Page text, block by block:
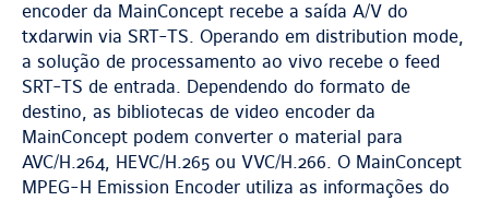
encoder da MainConcept recebe a saída A/V do
txdarwin via SRT-TS. Operando em distribution mode,
a solução de processamento ao vivo recebe o feed
SRT-TS de entrada. Dependendo do formato de
destino, as bibliotecas de video encoder da
MainConcept podem converter o material para
AVC/H.264, HEVC/H.265 ou VVC/H.266. O MainConcept
MPEG-H Emission Encoder utiliza as informações do